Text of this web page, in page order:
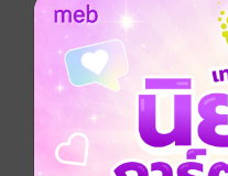
อยากได้ ซื้อเป็นของ
"คืนนี้ท่านรู้ว่าจะเจอข้าไ
สถานที่ขึ้นชื่อเรื่องเหม็น